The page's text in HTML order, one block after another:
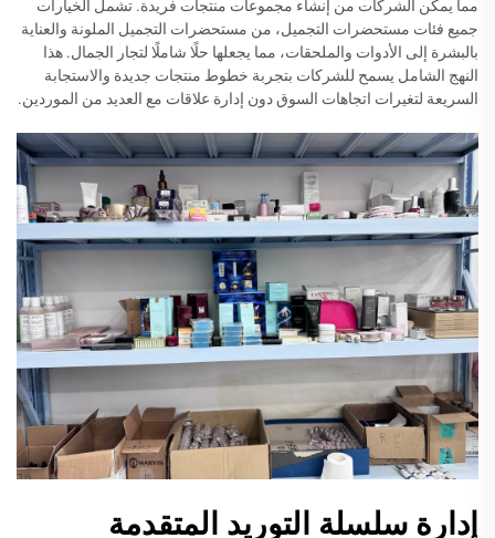
مما يمكّن الشركات من إنشاء مجموعات منتجات فريدة. تشمل الخيارات
جميع فئات مستحضرات التجميل، من مستحضرات التجميل الملونة والعناية
بالبشرة إلى الأدوات والملحقات، مما يجعلها حلًا شاملًا لتجار الجمال. هذا
النهج الشامل يسمح للشركات بتجربة خطوط منتجات جديدة والاستجابة
السريعة لتغيرات اتجاهات السوق دون إدارة علاقات مع العديد من الموردين.
إدارة سلسلة التوريد المتقدمة